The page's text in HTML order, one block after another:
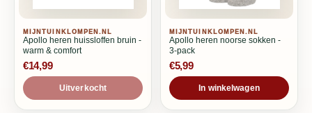
MIJNTUINKLOMPEN.NL
Apollo heren huissloffen bruin -
warm & comfort
€14,99
Uitverkocht
MIJNTUINKLOMPEN.NL
Apollo heren noorse sokken -
3-pack
€5,99
In winkelwagen